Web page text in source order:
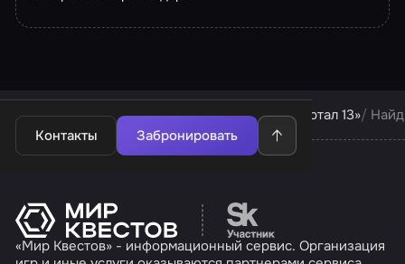
Контакты Забронировать
Квесты в Краснодаре Квесты компании «Портал 13»
Перейти на сайт
«Мир Квестов» - информационный сервис. Организация